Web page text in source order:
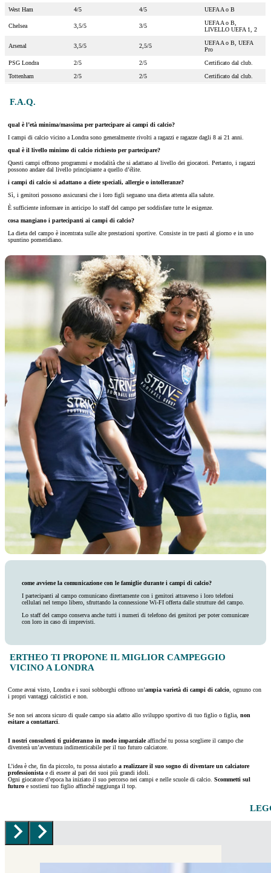
West Ham
4/5 4/5 UEFA A o B
Chelsea 3,5/5 3/5
UEFA A o B,
LIVELLO UEFA 1, 2
Arsenal 3,5/5 2,5/5
UEFA A o B, UEFA
Pro
PSG Londra
2/5 2/5
Certificato dal club.
Tottenham
2/5 2/5 Certificato dal club.
F.A.Q.
qual è l’età minima/massima per partecipare ai campi di calcio?
I campi di calcio vicino a Londra sono generalmente rivolti a ragazzi e ragazze dagli 8 ai 21 anni.
qual è il livello minimo di calcio richiesto per partecipare?
Questi campi offrono programmi e modalità che si adattano al livello dei giocatori. Pertanto, i ragazzi
possono andare dal livello principiante a quello d’élite.
i campi di calcio si adattano a diete speciali, allergie o intolleranze?
Sì, i genitori possono assicurarsi che i loro figli seguano una dieta attenta alla salute.
È sufficiente informare in anticipo lo staff del campo per soddisfare tutte le esigenze.
cosa mangiano i partecipanti ai campi di calcio?
La dieta del campo è incentrata sulle alte prestazioni sportive. Consiste in tre pasti al giorno e in uno
spuntino pomeridiano.
come avviene la comunicazione con le famiglie durante i campi di calcio?
I partecipanti al campo comunicano direttamente con i genitori attraverso i loro telefoni
cellulari nel tempo libero, sfruttando la connessione Wi-FI offerta dalle strutture del campo.
Lo staff del campo conserva anche tutti i numeri di telefono dei genitori per poter comunicare
con loro in caso di imprevisti.
ERTHEO TI PROPONE IL MIGLIOR CAMPEGGIO
VICINO A LONDRA
Come avrai visto, Londra e i suoi sobborghi offrono un’ampia varietà di campi di calcio, ognuno con
i propri vantaggi calcistici e non.
Se non sei ancora sicuro di quale campo sia adatto allo sviluppo sportivo di tuo figlio o figlia, non
esitare a contattarci.
I nostri consulenti ti guideranno in modo imparzialeaffinché tu possa scegliere il campo che
diventerà un’avventura indimenticabile per il tuo futuro calciatore.
L’idea è che, fin da piccolo, tu possa aiutarlo a realizzare il suo sogno di diventare un calciatore
professionista e di essere al pari dei suoi più grandi idoli.
Ogni giocatore d’epoca ha iniziato il suo percorso nei campi e nelle scuole di calcio. Scommetti sul
futuro e sostieni tuo figlio affinché raggiunga il top.